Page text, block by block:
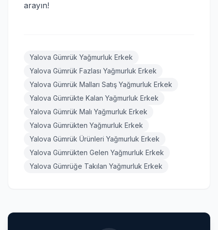
arayın!
Yalova Gümrük Yağmurluk Erkek
Yalova Gümrük Fazlası Yağmurluk Erkek
Yalova Gümrük Malları Satış Yağmurluk Erkek
Yalova Gümrükte Kalan Yağmurluk Erkek
Yalova Gümrük Malı Yağmurluk Erkek
Yalova Gümrükten Yağmurluk Erkek
Yalova Gümrük Ürünleri Yağmurluk Erkek
Yalova Gümrükten Gelen Yağmurluk Erkek
Yalova Gümrüğe Takılan Yağmurluk Erkek